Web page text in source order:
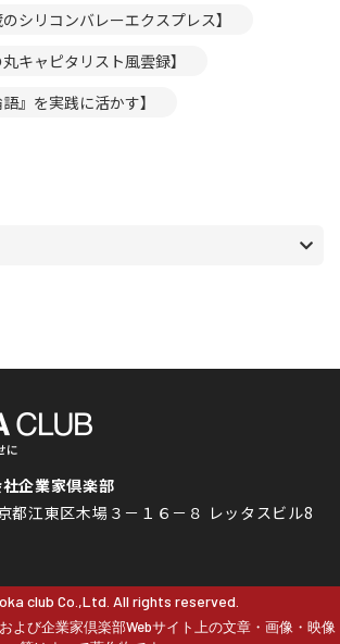
シリコンバレーエクスプレス】
キャピタリスト風雲録】
』を実践に活かす】
企業家倶楽部
江東区木場３－１６－８ レッタスビル8
club Co.,Ltd. All rights reserved.
よび企業家倶楽部Webサイト上の文章・画像・映像